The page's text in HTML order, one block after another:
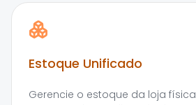
Estoque Unificado
Gerencie o estoque da loja